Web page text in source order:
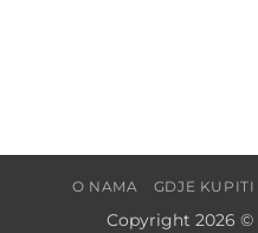
O NAMA GDJE KUPITI
Copyright 2026 ©